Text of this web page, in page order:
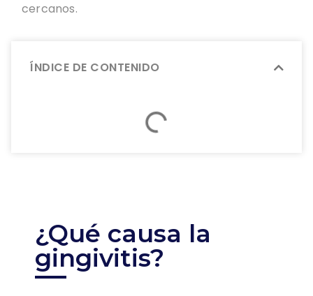
ÍNDICE DE CONTENIDO
cercanos.
¿Qué causa la
gingivitis?